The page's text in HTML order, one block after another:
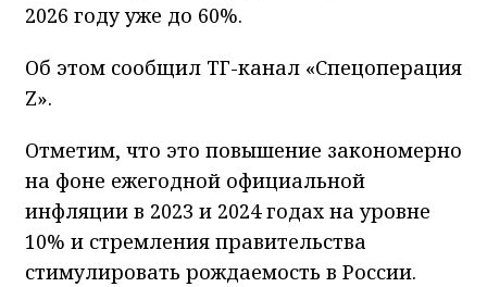
2026 году уже до 60%.
Об этом сообщил ТГ-канал «Спецоперация
Z».
Отметим, что это повышение закономерно
на фоне ежегодной официальной
инфляции в 2023 и 2024 годах на уровне
10% и стремления правительства
стимулировать рождаемость в России.